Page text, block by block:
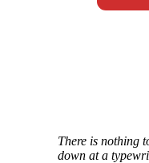
.There is nothing
down at a